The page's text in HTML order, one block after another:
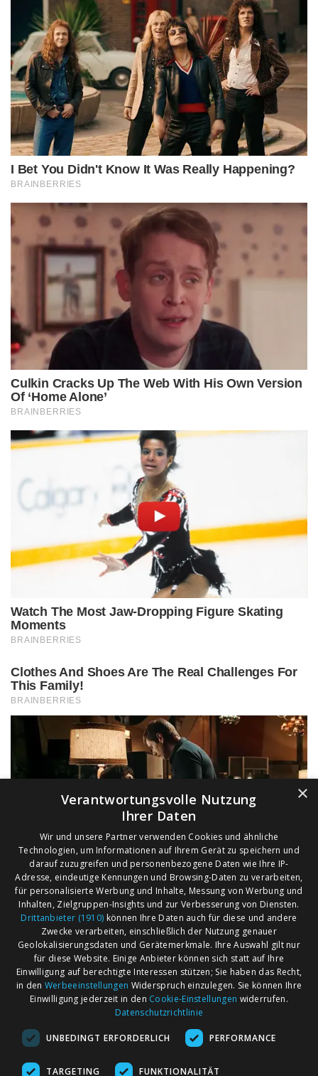
AGB
Impressum
Kontakt
Märkte nach Bundesländern
Märkte nach PLZ
Märkte nach Umkreis
Flohmarkt
×
Verantwortungsvolle Nutzung
Ihrer Daten
Wir und unsere Partner verwenden Cookies und ähnliche
Technologien, um Informationen auf Ihrem Gerät zu speichern und
darauf zuzugreifen und personenbezogene Daten wie Ihre IP-
Adresse, eindeutige Kennungen und Browsing-Daten zu verarbeiten,
für personalisierte Werbung und Inhalte, Messung von Werbung und
Inhalten, Zielgruppen-Insights und zur Verbesserung von Diensten.
Drittanbieter (1910) können Ihre Daten auch für diese und andere
Zwecke verarbeiten, einschließlich der Nutzung genauer
Geolokalisierungsdaten und Gerätemerkmale. Ihre Auswahl gilt nur
für diese Website. Einige Anbieter können sich statt auf Ihre
Einwilligung auf berechtigte Interessen stützen; Sie haben das Recht,
in den Werbeeinstellungen Widerspruch einzulegen. Sie können Ihre
Einwilligung jederzeit in den Cookie-Einstellungen widerrufen.
Datenschutzrichtlinie
UNBEDINGT ERFORDERLICH PERFORMANCE
TARGETING FUNKTIONALITÄT